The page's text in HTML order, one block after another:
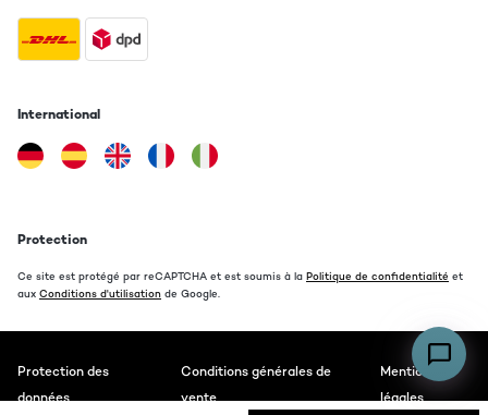
International
Protection
Ce site est protégé par reCAPTCHA et est soumis à la Politique de confidentialité et
aux Conditions d'utilisation de Google.
Protection des
données
Conditions générales de
vente
Mentions
légales